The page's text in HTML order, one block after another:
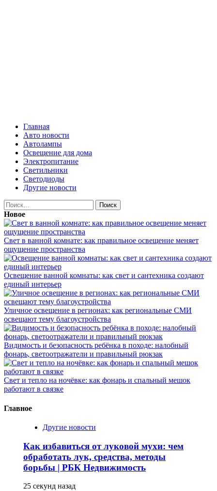
Главная
Авто новости
Автолампы
Освещение для дома
Электропитание
Светильники
Светодиоды
Другие новости
Найти:
Новое
Свет в ванной комнате: как правильное освещение меняет
ощущение пространства
Освещение ванной комнаты: как свет и сантехника создают
единый интерьер
Уличное освещение в регионах: как региональные СМИ
освещают тему благоустройства
Видимость и безопасность ребёнка в походе: налобный
фонарь, светоотражатели и правильный рюкзак
Свет и тепло на ночёвке: как фонарь и спальный мешок
работают в связке
Главное
Другие новости
Как избавиться от луковой мухи: чем
обработать лук, средства, методы
борьбы | РБК Недвижимость
25 секунд назад